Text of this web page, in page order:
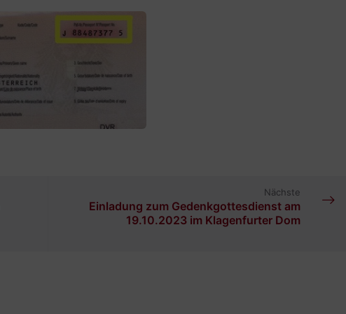
Nächste
Einladung zum Gedenkgottesdienst am
19.10.2023 im Klagenfurter Dom